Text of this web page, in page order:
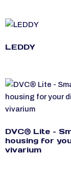
LEDDY
DVC® Lite –
housing for
vivarium